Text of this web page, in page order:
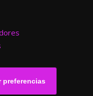
preferencias